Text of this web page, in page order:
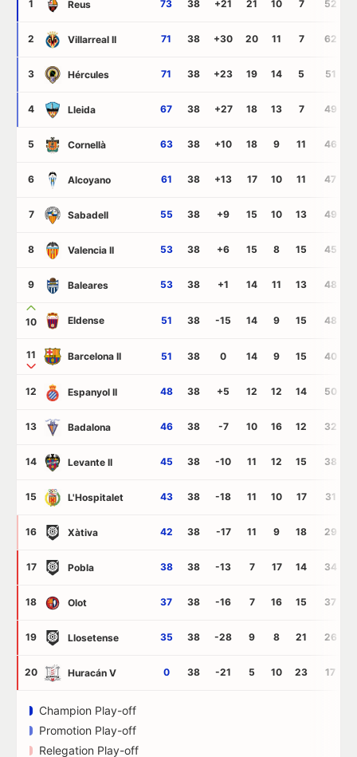
1 Reus 73 38 +21 21 10 7 52
2 Villarreal II 71 38 +30 20 11 7 62
3 Hércules 71 38 +23 19 14 5 51
4 Lleida 67 38 +27 18 13 7 49
5 Cornellà 63 38 +10 18 9 11 46
6 Alcoyano 61 38 +13 17 10 11 47
7 Sabadell 55 38 +9 15 10 13 49
8 Valencia II 53 38 +6 15 8 15 45
9 Baleares 53 38 +1 14 11 13 48
10 Eldense 51 38 -15 14 9 15 48
11 Barcelona II 51 38 0 14 9 15 40
12 Espanyol II 48 38 +5 12 12 14 50
13 Badalona 46 38 -7 10 16 12 32
14 Levante II 45 38 -10 11 12 15 38
15 L'Hospitalet 43 38 -18 11 10 17 31
16 Xàtiva 42 38 -17 11 9 18 29
17 Pobla 38 38 -13 7 17 14 34
18 Olot 37 38 -16 7 16 15 37
19 Llosetense 35 38 -28 9 8 21 26
20 Huracán V 0 38 -21 5 10 23 17
Champion Play-off
Promotion Play-off
Relegation Play-off